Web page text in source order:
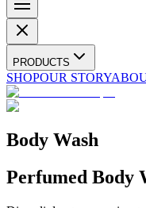
PRODUCTS
SHOPOUR STORY
Body Wash
Perfumed Body